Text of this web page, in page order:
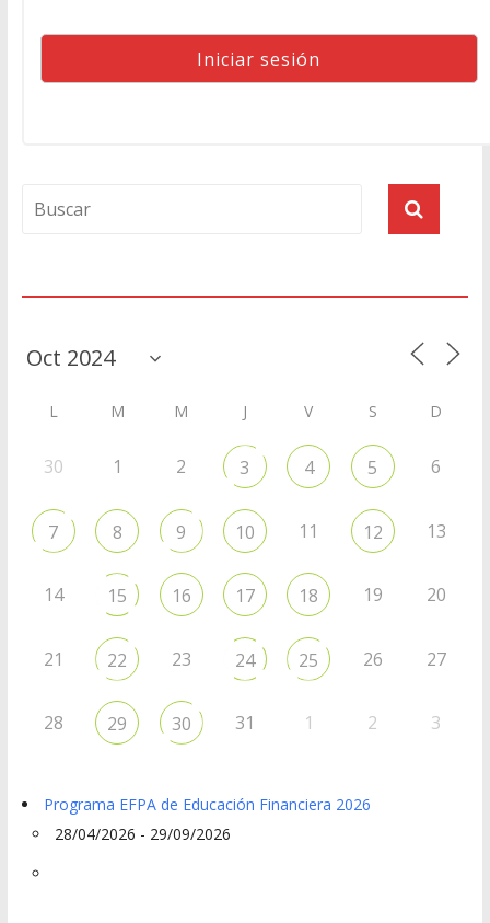
L M M J V S D
30 1 2 3 4 5 6
7 8 9 10 11 12 13
14 15 16 17 18 19 20
21 22 23 24 25 26 27
28 29 30 31 1 2 3
Programa EFPA de Educación Financiera 2026
28/04/2026 - 29/09/2026